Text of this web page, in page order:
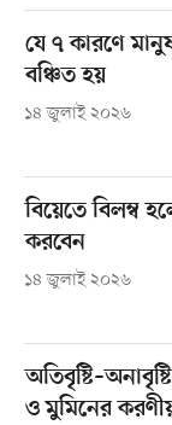
যে ৭ কারণে
বঞ্চিত হয়
১৪ জুলাই ২০২৬
বিয়েতে বিলম্ব
করবেন
১৪ জুলাই ২০২৬
ও মুমিনের